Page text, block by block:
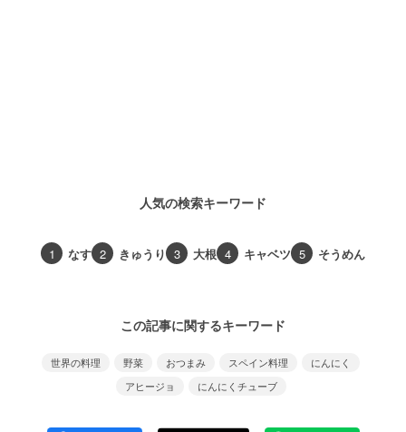
人気の検索キーワード
1 なす 2 きゅうり 3 大根 4 キャベツ 5 そうめん
この記事に関するキーワード
世界の料理 野菜 おつまみ スペイン料理
にんにく
アヒージョ
にんにくチューブ